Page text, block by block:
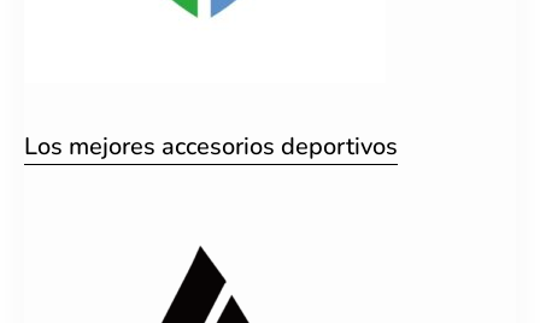
Los mejores accesorios deportivos